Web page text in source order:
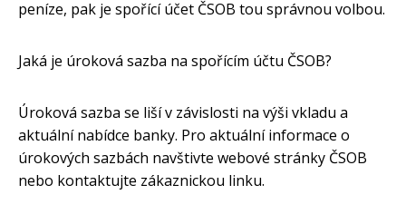
peníze, pak je spořící účet ČSOB tou správnou volbou.
Jaká je úroková sazba na spořícím účtu ČSOB?
Úroková sazba se liší v závislosti na výši vkladu a
aktuální nabídce banky. Pro aktuální informace o
úrokových sazbách navštivte webové stránky ČSOB
nebo kontaktujte zákaznickou linku.